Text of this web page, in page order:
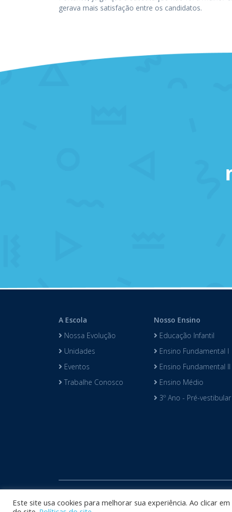
gerava mais satisfação entre os candidatos.
A Escola
Nossa Evolução
Unidades
Eventos
Trabalhe Conosco
Nosso Ensino
Educação Infantil
Ensino Fundamental I
Ensino Fundamental II
Ensino Médio
3º Ano - Pré-vestibular
Copyright ©
Este site usa cookies para melhorar sua experiência. Ao clicar